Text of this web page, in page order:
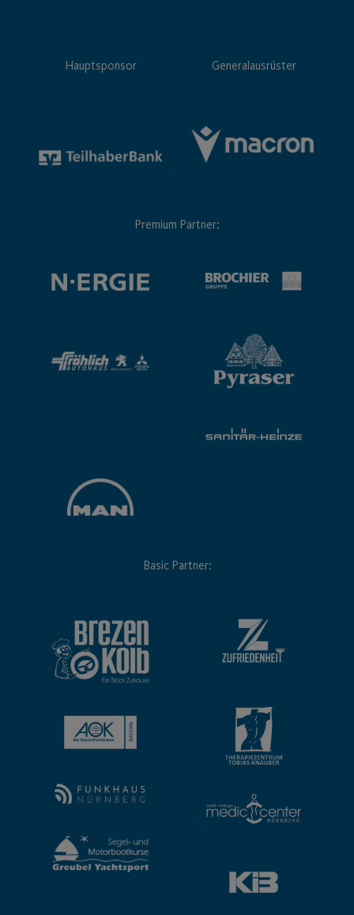
Hauptsponsor Generalausrüster
Premium Partner:
Basic Partner: